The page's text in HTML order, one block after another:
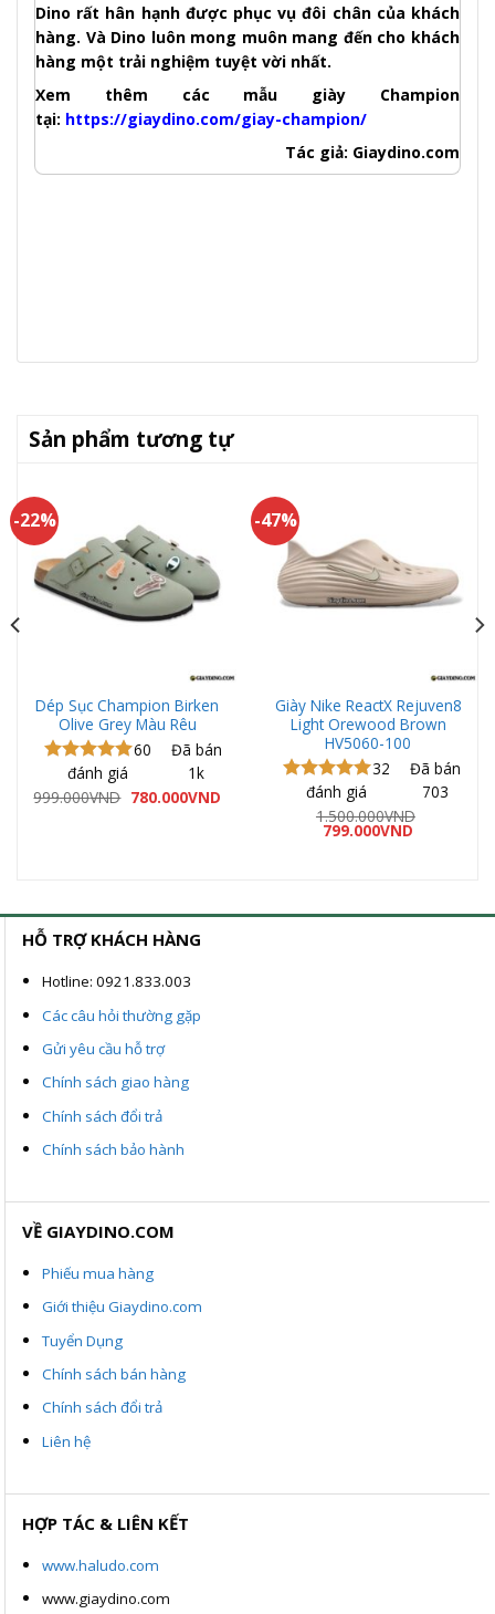
Dino rất hân hạnh được phục vụ đôi chân của khách
hàng. Và Dino luôn mong muôn mang đến cho khách
hàng một trải nghiệm tuyệt vời nhất.
Xem thêm các mẫu giày Champion
tại: https://giaydino.com/giay-champion/
Tác giả: Giaydino.com
Sản phẩm tương tự
-22%
Dép Sục Champion Birken
Olive Grey Màu Rêu
Được xếp
hạng5.00
5 sao
60
đánh giá
Đã bán
1k
999.000VND Giá
gốc
780.000VNDGiá
-47%
Giày Nike ReactX Rejuven8
Light Orewood Brown
HV5060-100
Được xếp
hạng 5.00
5 sao
32
đánh giá
Đã bán
703
1.500.000VND
Giá
gốc
799.000VND
HỖ TRỢ KHÁCH HÀNG
Hotline: 0921.833.003
Các câu hỏi thường gặp
Gửi yêu cầu hỗ trợ
Chính sách giao hàng
Chính sách đổi trả
Chính sách bảo hành
VỀ GIAYDINO.COM
Phiếu mua hàng
Giới thiệu Giaydino.com
Tuyển Dụng
Chính sách bán hàng
Chính sách đổi trả
Liên hệ
HỢP TÁC & LIÊN KẾT
www.haludo.com
www.giaydino.com